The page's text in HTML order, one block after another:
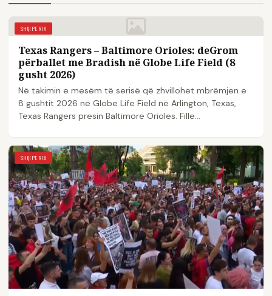
SHQIPERIA
Texas Rangers – Baltimore Orioles: deGrom
përballet me Bradish në Globe Life Field (8
gusht 2026)
Në takimin e mesëm të serisë që zhvillohet mbrëmjen e
8 gushtit 2026 në Globe Life Field në Arlington, Texas,
Texas Rangers presin Baltimore Orioles. Fille...
SHQIPERIA